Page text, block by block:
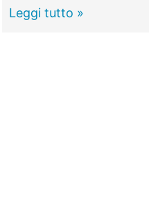
FONTE
Leggi tutto »